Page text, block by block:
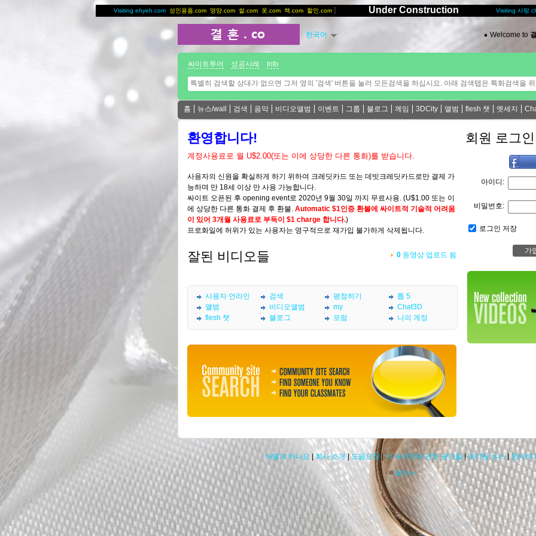
Visiting ehyeh.com 성인용품.com 영양.com 쌀.com 옷.com 책.com 할인.com ] Under Construction Visiting 사랑
한국어 Welcome to
싸이트투어 성공사례 Info
홈 뉴스/wall 검색 음악 비디오앨범 이벤트 그룹 블로그 께임 3DCity 앨범 flesh 챗 멧세지
환영합니다!
계정사용료로 월 U$2.00(또는 이에 상당한 다른 통화)를 받습니다.
사용자의 신원을 확실하게 하기 위하여 크레딧카드 또는 데빗크레딧카드로만 결제 가
능하며 만 18세 이상 만 사용 가능합니다.
싸이트 오픈된 후 opening event로 2020년 9월 30일 까지 무료사용. (U$1.00 또는 이
에 상당한 다른 통화 결제 후 환불. Automatic $1인증 환불에 싸이트적 기술적 어려움
이 있어 3개월 사용료로 부득이 $1 charge 합니다.)
프로화일에 허위가 있는 사용자는 영구적으로 재가입 불가하게 삭제됩니다.
잘된 비디오들 0 동영상 업로드 됨
사용자 언라인 검색 평점하기
톱 5
앨범
비디오앨범 my
Chat3D
flesh 챗
블로그 포럼 나의 계정
회원 로그인
아이디:
비밀번호:
로그인 저장
어떻게 하나요 |회사 소개|도움요청|이 싸이트에 관한 평가들|데이팅 뉴스|문의하
© 결혼.co